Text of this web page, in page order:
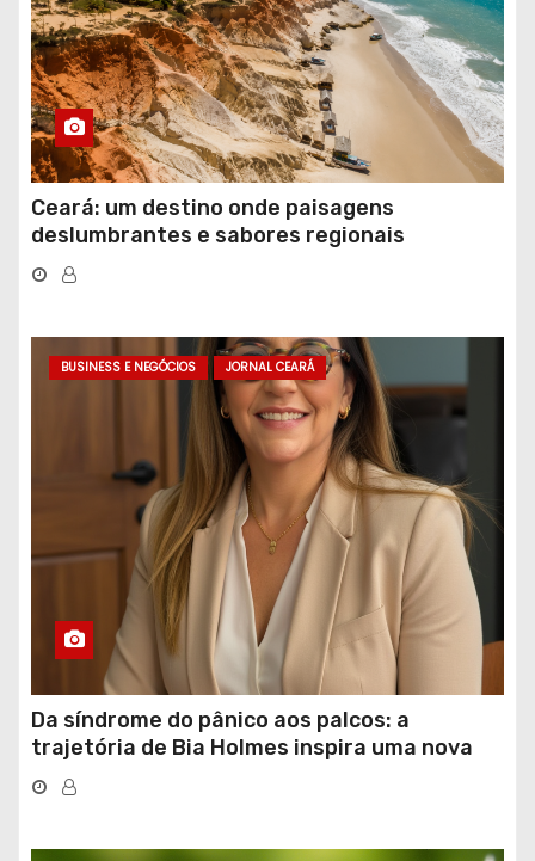
Ceará: um destino onde paisagens
deslumbrantes e sabores regionais
conquistam turistas
BUSINESS E NEGÓCIOS JORNAL CEARÁ
Da síndrome do pânico aos palcos: a
trajetória de Bia Holmes inspira uma nova
geração de mulheres líderes